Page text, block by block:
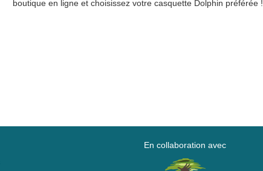
boutique en ligne et choisissez votre casquette Dolphin préférée !
En collaboration avec